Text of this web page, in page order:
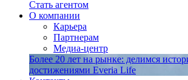
Стать агентом
О компании
Карьера
Партнерам
Медиа-центр
Более 20 лет на рынке: делимся
достижениями Everia Life